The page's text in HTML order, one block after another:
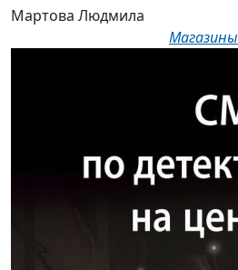
Мартова Людмила
Магазины